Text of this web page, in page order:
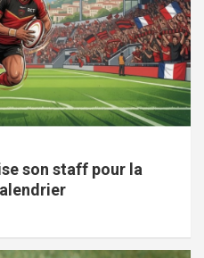
son staff pour la